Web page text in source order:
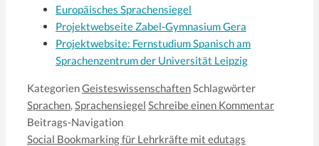
Europäisches Sprachensiegel
Projektwebseite Zabel-Gymnasium Gera
Projektwebsite: Fernstudium Spanisch am
Sprachenzentrum der Universität Leipzig
KategorienGeisteswissenschaftenSchlagwörter
Sprachen,Sprachensiegel Schreibe einen Kommentar
Beitrags-Navigation
Social Bookmarking für Lehrkräfte mit edutags